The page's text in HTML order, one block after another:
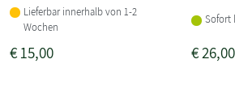
Lieferbar innerhalb von 1-2
Wochen
€15,00
Sofort
€26,00